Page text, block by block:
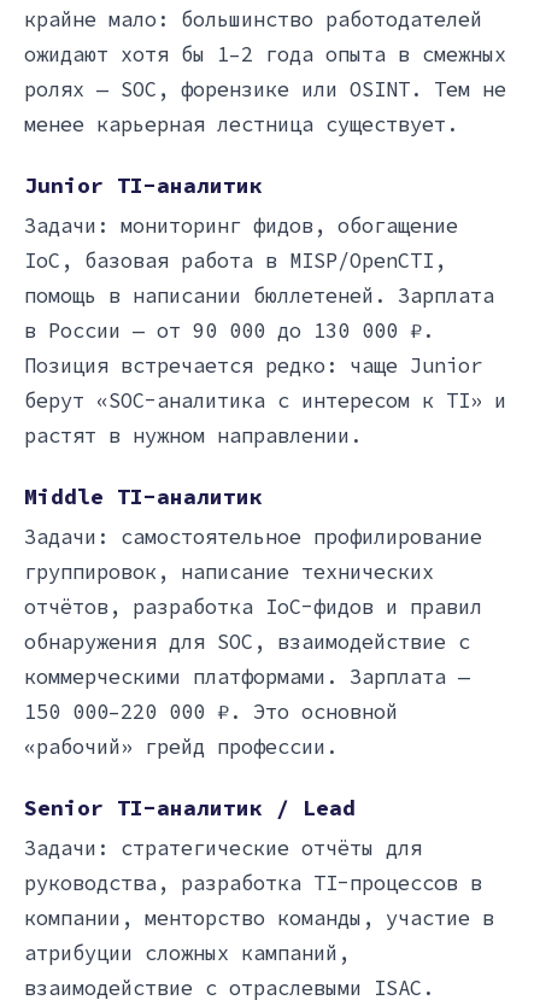
крайне мало: большинство работодателей
ожидают хотя бы 1–2 года опыта в смежных
ролях — SOC, форензике или OSINT. Тем не
менее карьерная лестница существует.
Junior TI-аналитик
Задачи: мониторинг фидов, обогащение
IoC, базовая работа в MISP/OpenCTI,
помощь в написании бюллетеней. Зарплата
в России — от 90 000 до 130 000 ₽.
Позиция встречается редко: чаще Junior
берут «SOC-аналитика с интересом к TI» и
растят в нужном направлении.
Middle TI-аналитик
Задачи: самостоятельное профилирование
группировок, написание технических
отчётов, разработка IoC-фидов и правил
обнаружения для SOC, взаимодействие с
коммерческими платформами. Зарплата —
150 000–220 000 ₽. Это основной
«рабочий» грейд профессии.
Senior TI-аналитик / Lead
Задачи: стратегические отчёты для
руководства, разработка TI-процессов в
компании, менторство команды, участие в
атрибуции сложных кампаний,
взаимодействие с отраслевыми ISAC.